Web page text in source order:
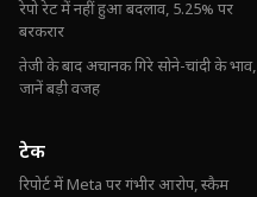
रेपो रेट में नहीं हुआ बदलाव, 5.25% पर
बरकरार
तेजी के बाद अचानक गिरे सोने-चांदी के भाव,
जानें बड़ी वजह
टेक
रिपोर्ट में Meta पर गंभीर आरोप, स्कैम